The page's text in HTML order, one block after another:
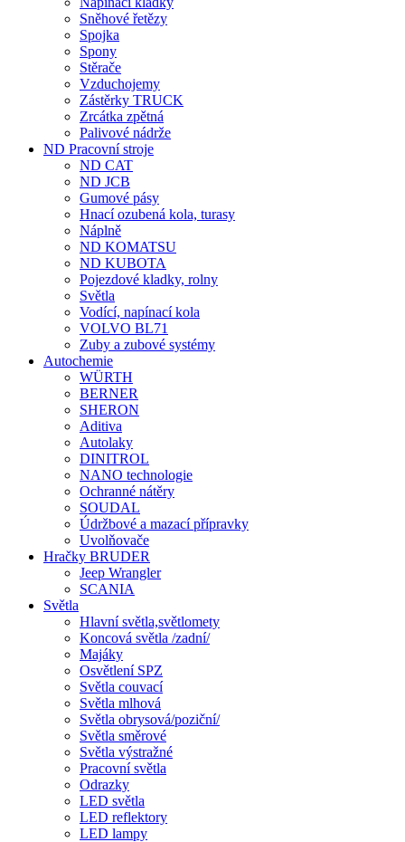
Sněhové řetězy
Spojka
Spony
Stěrače
Vzduchojemy
Zástěrky TRUCK
Zrcátka zpětná
Palivové nádrže
ND Pracovní stroje
ND CAT
ND JCB
Gumové pásy
Hnací ozubená kola, turasy
Náplně
ND KOMATSU
ND KUBOTA
Pojezdové kladky, rolny
Světla
Vodící, napínací kola
VOLVO BL71
Zuby a zubové systémy
Autochemie
WÜRTH
BERNER
SHERON
Aditiva
Autolaky
DINITROL
NANO technologie
Ochranné nátěry
SOUDAL
Údržbové a mazací přípravky
Uvolňovače
Hračky BRUDER
Jeep Wrangler
SCANIA
Světla
Hlavní světla,světlomety
Koncová světla /zadní/
Majáky
Osvětlení SPZ
Světla couvací
Světla mlhová
Světla obrysová/poziční/
Světla směrové
Světla výstražné
Pracovní světla
Odrazky
LED světla
LED reflektory
LED lampy